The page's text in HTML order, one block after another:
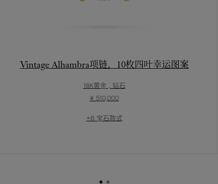
Vintage Alhambra项链，10枚四叶幸运图案
18K黄金 , 钻石
¥ 510,000
+6 宝石款式